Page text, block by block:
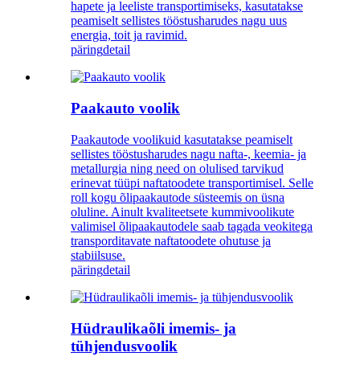
hapete ja leeliste transportimiseks, kasutatakse
peamiselt sellistes tööstusharudes nagu uus
energia, toit ja ravimid.
päringdetail
Paakauto voolik
Paakautode voolikuid kasutatakse peamiselt
sellistes tööstusharudes nagu nafta-, keemia- ja
metallurgia ning need on olulised tarvikud
erinevat tüüpi naftatoodete transportimisel. Selle
roll kogu õlipaakautode süsteemis on üsna
oluline. Ainult kvaliteetsete kummivoolikute
valimisel õlipaakautodele saab tagada veokitega
transporditavate naftatoodete ohutuse ja
stabiilsuse.
päringdetail
Hüdraulikaõli imemis- ja
tühjendusvoolik